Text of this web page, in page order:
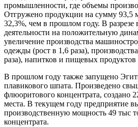
промышленности, где объемы
Отгружено продукции на сумму 93,5
32,3%, чем в прошлом году. В разрезе
деятельности на положительную
увеличение производства
одежды (рост в 1,6 раза),
раза), напитков и пищевых продуктов
В прошлом году также запущено
плавикового шпата. Произведено
флюоритового концентрата, создано
места. В текущем году предприятие
производственную мощность 49 тыс
концентрата.